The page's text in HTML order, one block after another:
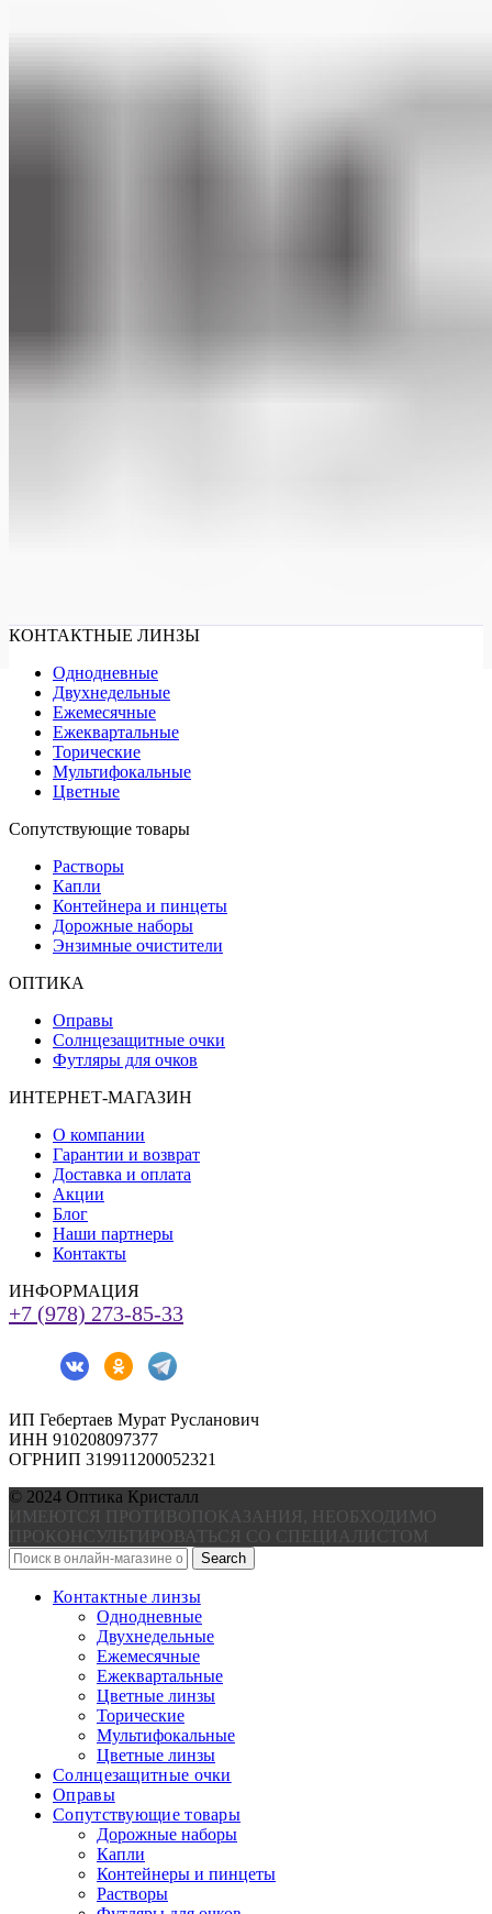
КОНТАКТНЫЕ ЛИНЗЫ
Однодневные
Двухнедельные
Ежемесячные
Ежеквартальные
Торические
Мультифокальные
Цветные
Сопутствующие товары
Растворы
Капли
Контейнера и пинцеты
Дорожные наборы
Энзимные очистители
ОПТИКА
Оправы
Солнцезащитные очки
Футляры для очков
ИНТЕРНЕТ-МАГАЗИН
О компании
Гарантии и возврат
Доставка и оплата
Акции
Блог
Наши партнеры
Контакты
ИНФОРМАЦИЯ
+7 (978) 273-85-33
ИП Гебертаев Мурат Русланович
ИНН 910208097377
ОГРНИП 319911200052321
© 2024 Оптика Кристалл
ИМЕЮТСЯ ПРОТИВОПОКАЗАНИЯ, НЕОБХОДИМО
ПРОКОНСУЛЬТИРОВАТЬСЯ СО СПЕЦИАЛИСТОМ
Search
Контактные линзы
Однодневные
Двухнедельные
Ежемесячные
Ежеквартальные
Цветные линзы
Торические
Мультифокальные
Цветные линзы
Солнцезащитные очки
Оправы
Сопутствующие товары
Дорожные наборы
Капли
Контейнеры и пинцеты
Растворы